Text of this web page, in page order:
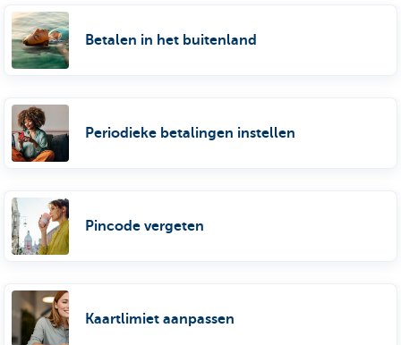
Betalen in het buitenland
Periodieke betalingen instellen
Pincode vergeten
Kaartlimiet aanpassen